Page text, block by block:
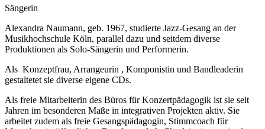
Sängerin
Alexandra Naumann, geb. 1967, studierte Jazz-Gesang an der
Musikhochschule Köln, parallel dazu und seitdem diverse
Produktionen als Solo-Sängerin und Performerin.
Als Konzeptfrau, Arrangeurin , Komponistin und Bandleaderin
gestaltetet sie diverse eigene CDs.
Als freie Mitarbeiterin des Büros für Konzertpädagogik ist sie seit
Jahren im besonderen Maße in integrativen Projekten aktiv. Sie
arbeitet zudem als freie Gesangspädagogin, Stimmcoach für